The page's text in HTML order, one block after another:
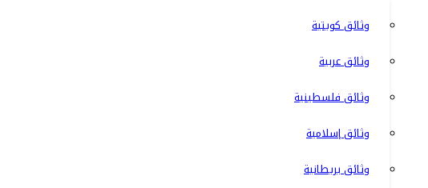
وثائق كويتية
وثائق عربية
وثائق فلسطينية
وثائق إسلامية
وثائق بريطانية